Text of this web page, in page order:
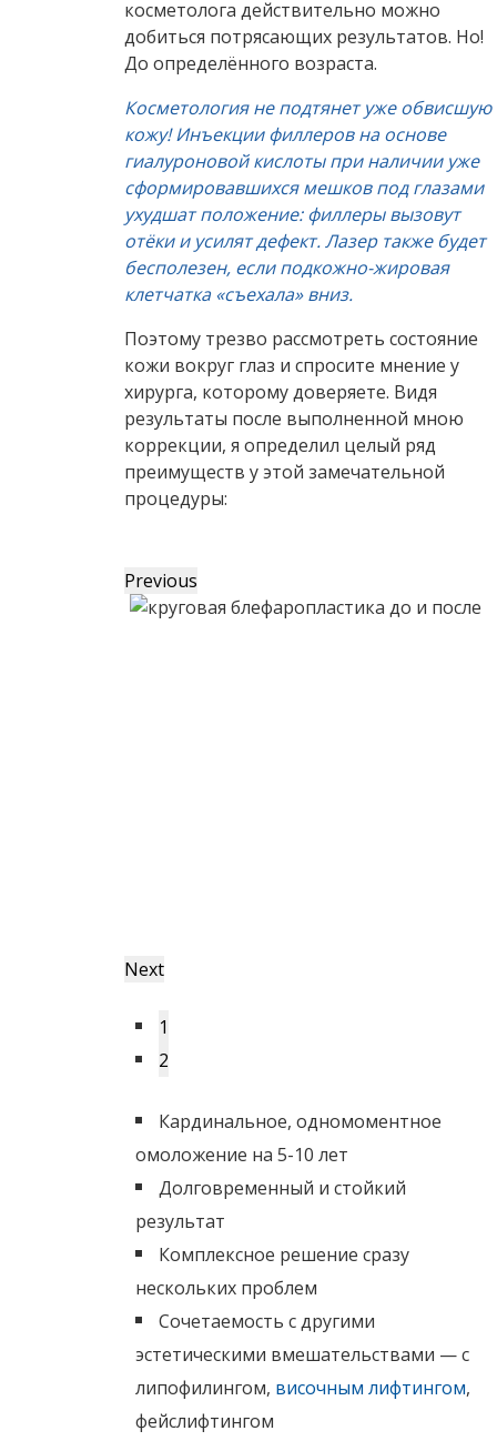
косметолога действительно можно
добиться потрясающих результатов. Но!
До определённого возраста.
Косметология не подтянет уже обвисшую
кожу! Инъекции филлеров на основе
гиалуроновой кислоты при наличии уже
сформировавшихся мешков под глазами
ухудшат положение: филлеры вызовут
отёки и усилят дефект. Лазер также будет
бесполезен, если подкожно-жировая
клетчатка «съехала» вниз.
Поэтому трезво рассмотреть состояние
кожи вокруг глаз и спросите мнение у
хирурга, которому доверяете. Видя
результаты после выполненной мною
коррекции, я определил целый ряд
преимуществ у этой замечательной
процедуры:
Previous
Next
1
2
Кардинальное, одномоментное
омоложение на 5-10 лет
Долговременный и стойкий
результат
Комплексное решение сразу
нескольких проблем
Сочетаемость с другими
эстетическими вмешательствами — с
липофилингом, височным лифтингом,
фейслифтингом